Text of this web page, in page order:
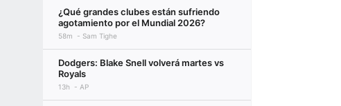
¿Qué grandes clubes están sufriendo
agotamiento por el Mundial 2026?
58m Sam Tighe
Dodgers: Blake Snell volverá martes vs
Royals
13h AP